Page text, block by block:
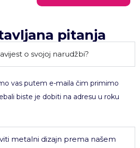
pitanja
o svojoj narudžbi?
vas putem e-maila čim primimo
biste je dobiti na adresu u roku
metalni dizajn prema našem